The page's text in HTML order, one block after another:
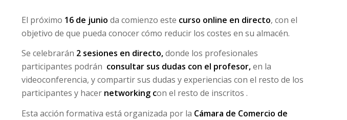
El próximo 16 de junio da comienzo este curso online en directo, con el
objetivo de que pueda conocer cómo reducir los costes en su almacén.
Se celebrarán 2 sesiones en directo,donde los profesionales
participantes podrán consultar sus dudas con el profesor,en la
videoconferencia, y compartir sus dudas y experiencias con el resto de los
participantes y hacer networking con el resto de inscritos .
Esta acción formativa está organizada por la Cámara de Comercio de